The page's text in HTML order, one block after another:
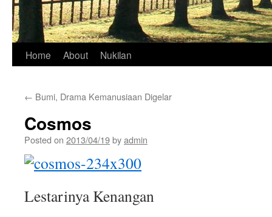
Home About Nukilan
← Bumi, Drama Kemanusiaan Digelar
Cosmos
Posted on 2013/04/19byadmin
Lestarinya Kenangan